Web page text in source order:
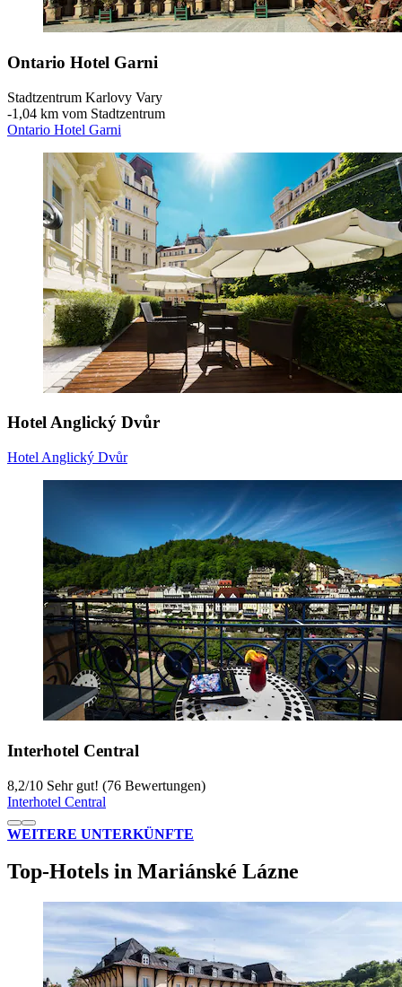
Ontario Hotel Garni
Stadtzentrum Karlovy Vary
‐1,04 km vom Stadtzentrum
Ontario Hotel Garni
Hotel Anglický Dvůr
Hotel Anglický Dvůr
Interhotel Central
8,2/10 Sehr gut! (76 Bewertungen)
Interhotel Central
WEITERE UNTERKÜNFTE
Top-Hotels in Mariánské Lázne